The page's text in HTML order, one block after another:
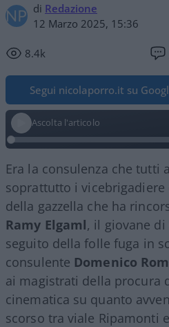
di Redazione
12 Marzo 2025, 15:36
8.4k
Segui nicolaporro.it su
Ascolta l'articolo
Era la consulenza che tutti
soprattutto i vicebrigadiere
della gazzella che ha
Ramy Elgaml, il giovane di
seguito della folle fuga in
consulente Domenico
ai magistrati della procura
cinematica su quanto
scorso tra viale Ripamonti